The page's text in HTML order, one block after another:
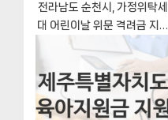
전라남도 순천시, 가정위탁세
대 어린이날 위문 격려금 지급
지원 정책정리, 신청 자격조건
과 구비서류